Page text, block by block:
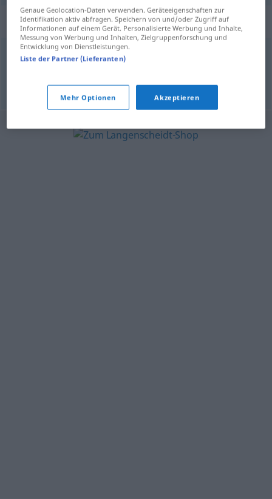
Synonyme für "brandaktuell"
hochaktuell,hochmodern,
Genaue Geolocation-Daten verwenden. Geräteeigenschaften zur
Identifikation aktiv abfragen. Speichern von und/oder Zugriff auf
Informationen auf einem Gerät. Personalisierte Werbung und Inhalte,
Messung von Werbung und Inhalten, Zielgruppenforschung und
Entwicklung von Dienstleistungen.
Liste der Partner (Lieferanten)
Mehr Optionen Akzeptieren